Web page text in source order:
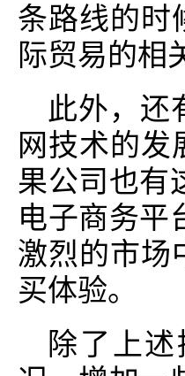
条路线的时
际贸易的相
此外，还
网技术的发
果公司也有
电子商务平
激烈的市场
买体验。
除了上